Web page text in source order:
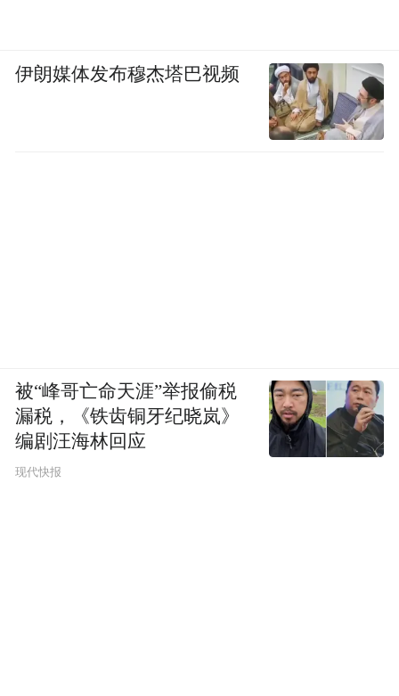
伊朗媒体发布穆杰塔巴视频
被“峰哥亡命天涯”举报偷税
漏税，《铁齿铜牙纪晓岚》
编剧汪海林回应
现代快报